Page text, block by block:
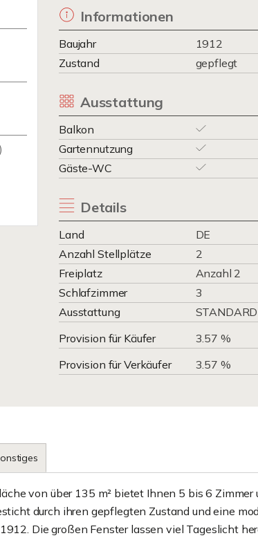
Informationen
Baujahr 1912
Zustand
gepflegt
Ausstattung
Balkon
Gartennutzung
Gäste-WC
Details
Land DE
Anzahl Stellplätze
2
Freiplatz
Anzahl 2
Schlafzimmer
3
Ausstattung
STANDARD
Provision für Käufer
3.57 %
Provision für Verkäufer
3.57 %
von über 135 m² bietet Ihnen 5 bis 6 Zimmer
durch ihren gepflegten Zustand und eine
Die großen Fenster lassen viel Tageslicht